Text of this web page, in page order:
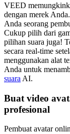
VEED
dengan merek
Anda seorang
Cukup pilih dari
pilihan suara juga!
secara real-time
menggunakan alat
Anda untuk
suara AI.
Buat video
profesional
Pembuat avatar